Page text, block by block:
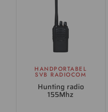
HANDPORTABEL
SVB RADIOCOM
Hunting radio
155Mhz